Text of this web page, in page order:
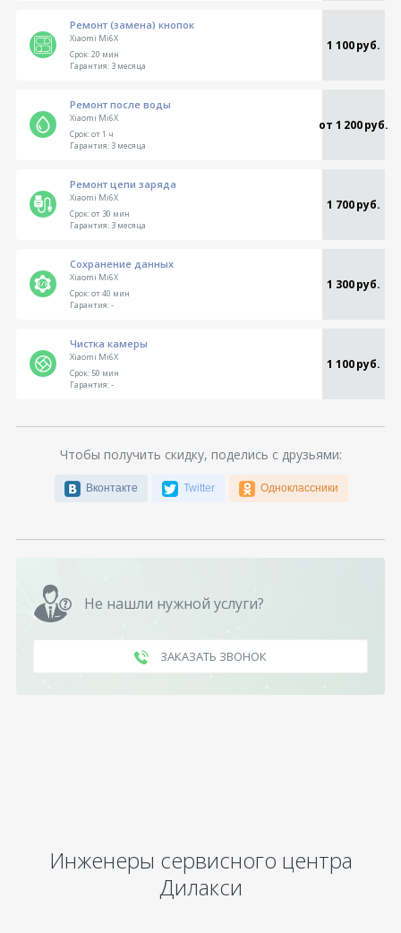
Ремонт (замена) кнопок
Xiaomi Mi6X 1 100 руб.
Срок:20 мин
Гарантия:3 месяца
Ремонт после воды
Xiaomi Mi6X от 1 200 руб.
Срок:от 1 ч
Гарантия:3 месяца
Ремонт цепи заряда
Xiaomi Mi6X 1 700 руб.
Срок:от 30 мин
Гарантия:3 месяца
Сохранение данных
Xiaomi Mi6X 1 300 руб.
Срок:от 40 мин
Гарантия:-
Чистка камеры
Xiaomi Mi6X 1 100 руб.
Срок:50 мин
Гарантия:-
Чтобы получить скидку, поделись с друзьями:
Вконтакте Twitter Одноклассники
Не нашли нужной услуги?
ЗАКАЗАТЬ ЗВОНОК
Инженеры сервисного центра
Дилакси